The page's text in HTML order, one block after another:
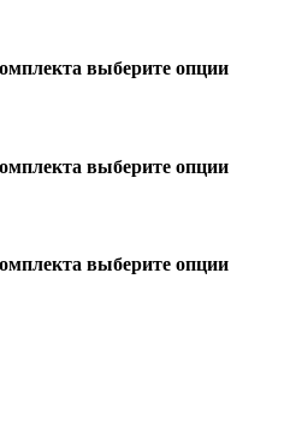
выберите опции
выберите опции
выберите опции